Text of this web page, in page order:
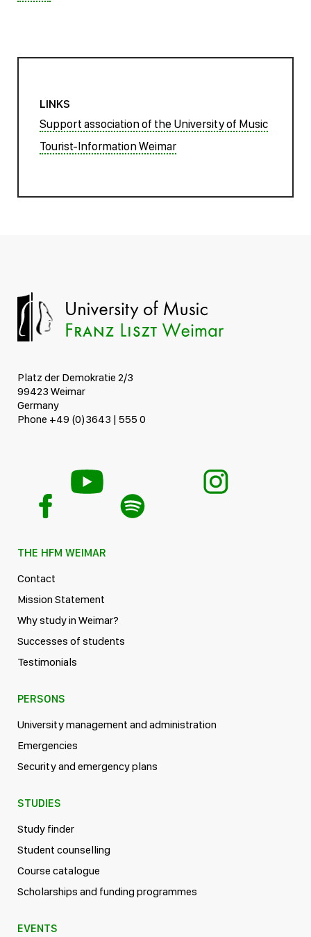
LINKS
Support association of the University of Music
Tourist-Information Weimar
Platz der Demokratie 2/3
99423 Weimar
Germany
Phone +49 (0)3643 | 555 0
THE HFM WEIMAR
Contact
Mission Statement
Why study in Weimar?
Successes of students
Testimonials
PERSONS
University management and administration
Emergencies
Security and emergency plans
STUDIES
Study finder
Student counselling
Course catalogue
Scholarships and funding programmes
EVENTS